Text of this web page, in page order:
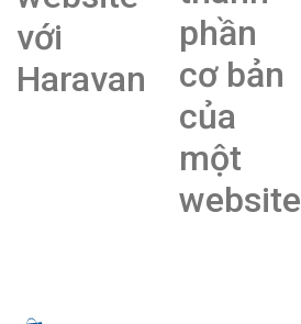
với
Haravan
phần
cơ bản
của
một
website